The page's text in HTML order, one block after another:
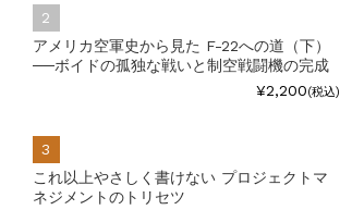
アメリカ空軍史から見た F-22への道（下）
──ボイドの孤独な戦いと制空戦闘機の完成
¥2,200(税込)
これ以上やさしく書けない プロジェクトマ
ネジメントのトリセツ